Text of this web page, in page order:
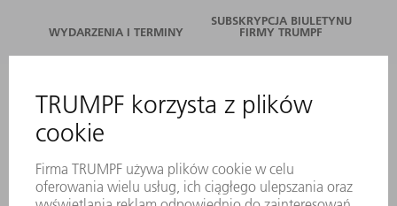
WYDARZENIA I TERMINY
SUBSKRYPCJA BIULETYNU
FIRMY TRUMPF
SERWIS ONLINE
KONTAKT
LOKALIZACJE
WYDARZENIA I TERMINY
SUBSKRYPCJA NEWSLETTERA